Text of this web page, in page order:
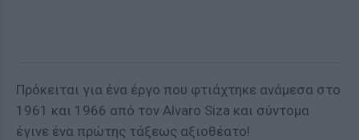
Πρόκειται για ένα έργο που φτιάχτηκε ανάμεσα στο
1961 και 1966 από τον Alvaro Siza και σύντομα
έγινε ένα πρώτης τάξεως αξιοθέατο!